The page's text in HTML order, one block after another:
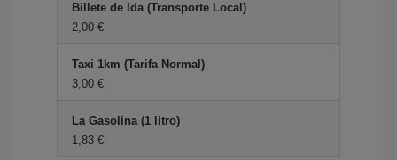
Billete de Ida (Transporte Local)
2,00 €
Taxi 1km (Tarifa Normal)
3,00 €
La Gasolina (1 litro)
1,83 €